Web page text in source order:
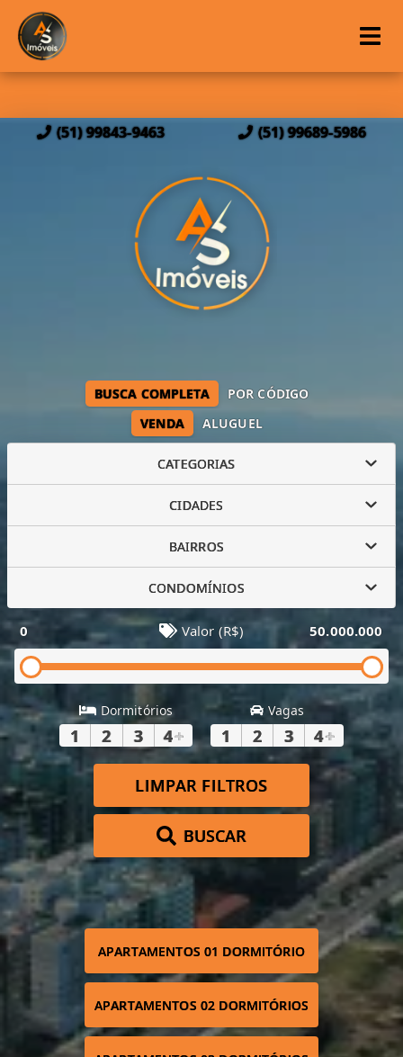
(51) 99843-9463 (51) 99689-5986
VENDA ALUGUEL
BUSCA COMPLETA POR CÓDIGO
CATEGORIAS
CIDADES
BAIRROS
CONDOMÍNIOS
0 Valor (R$) 50.000.000
Dormitórios
1 2 3 4+
Vagas
1 2 3 4+
LIMPAR FILTROS
BUSCAR
APARTAMENTOS 01 DORMITÓRIO
APARTAMENTOS 02 DORMITÓRIOS